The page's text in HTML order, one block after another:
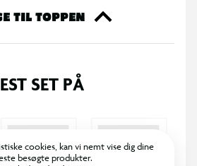
TIL TOPPEN
SET PÅ
cookies, kan vi nemt vise dig dine
besøgte produkter.